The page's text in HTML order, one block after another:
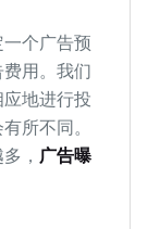
个广告预
用。我们
地进行投
所不同。
， 广告曝